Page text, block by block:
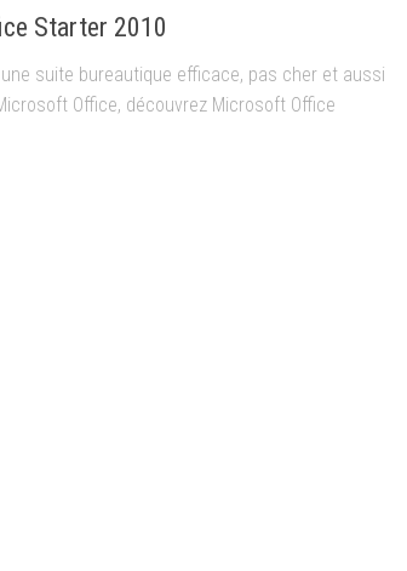
Starter 2010
suite bureautique efficace, pas cher et aussi
Office, découvrez Microsoft Office